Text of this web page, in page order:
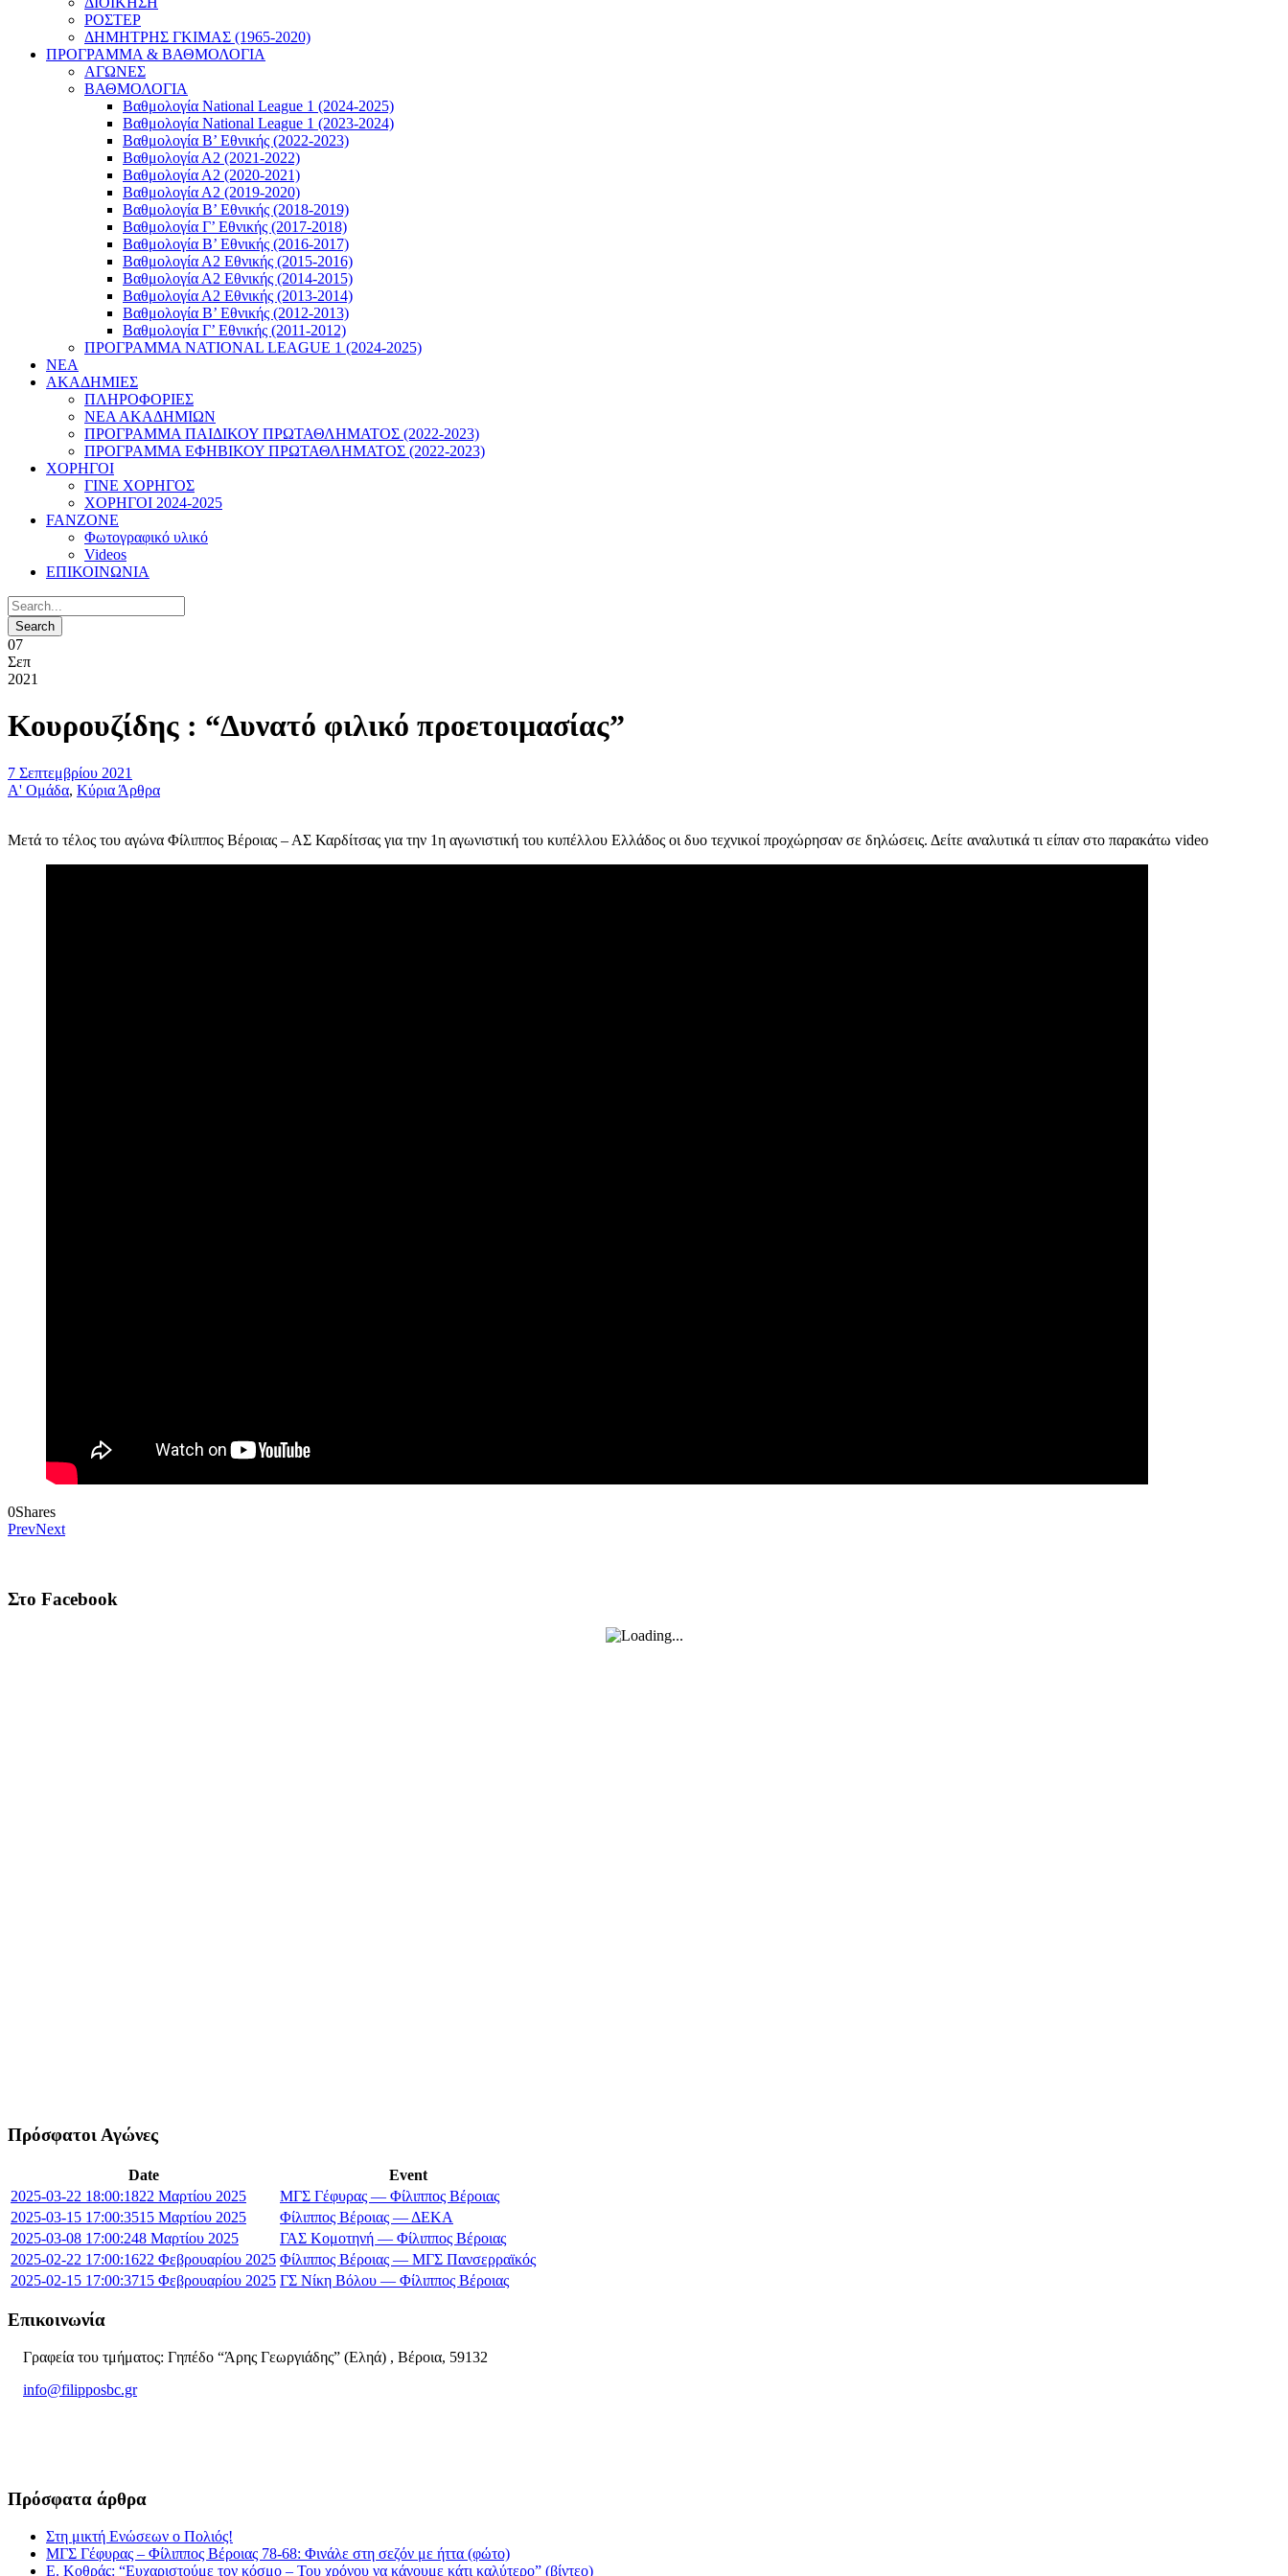
ΡΟΣΤΕΡ
ΔΗΜΗΤΡΗΣ ΓΚΙΜΑΣ (1965-2020)
ΠΡΟΓΡΑΜΜΑ & ΒΑΘΜΟΛΟΓΙΑ
ΑΓΩΝΕΣ
ΒΑΘΜΟΛΟΓΙΑ
Βαθμολογία National League 1 (2024-2025)
Βαθμολογία National League 1 (2023-2024)
Βαθμολογία Β’ Εθνικής (2022-2023)
Βαθμολογία Α2 (2021-2022)
Βαθμολογία Α2 (2020-2021)
Βαθμολογία Α2 (2019-2020)
Βαθμολογία B’ Εθνικής (2018-2019)
Βαθμολογία Γ’ Εθνικής (2017-2018)
Βαθμολογία Β’ Εθνικής (2016-2017)
Βαθμολογία Α2 Εθνικής (2015-2016)
Βαθμολογία Α2 Εθνικής (2014-2015)
Βαθμολογία Α2 Εθνικής (2013-2014)
Βαθμολογία Β’ Εθνικής (2012-2013)
Βαθμολογία Γ’ Εθνικής (2011-2012)
ΠΡΟΓΡΑΜΜΑ NATIONAL LEAGUE 1 (2024-2025)
ΝΕΑ
ΑΚΑΔΗΜΙΕΣ
ΠΛΗΡΟΦΟΡΙΕΣ
ΝΕΑ ΑΚΑΔΗΜΙΩΝ
ΠΡΟΓΡΑΜΜΑ ΠΑΙΔΙΚΟΥ ΠΡΩΤΑΘΛΗΜΑΤΟΣ (2022-2023)
ΠΡΟΓΡΑΜΜΑ ΕΦΗΒΙΚΟΥ ΠΡΩΤΑΘΛΗΜΑΤΟΣ (2022-2023)
ΧΟΡΗΓΟΙ
ΓΙΝΕ ΧΟΡΗΓΟΣ
ΧΟΡΗΓΟΙ 2024-2025
FANZONE
Φωτογραφικό υλικό
Videos
ΕΠΙΚΟΙΝΩΝΙΑ
07
Σεπ
2021
Κουρουζίδης : “Δυνατό φιλικό προετοιμασίας”
7 Σεπτεμβρίου 2021
Α' Ομάδα, Κύρια Άρθρα
Μετά το τέλος του αγώνα Φίλιππος Βέροιας – ΑΣ Καρδίτσας για την 1η αγωνιστική του κυπέλλου Ελλάδος οι δυο τεχνικοί προχώρησαν σε δηλώσεις. Δείτε αναλυτικά τι είπαν στο παρακάτω video
0Shares
PrevNext
Στο Facebook
Πρόσφατοι Αγώνες
Date
Event
2025-03-22 18:00:1822 Μαρτίου 2025
ΜΓΣ Γέφυρας — Φίλιππος Βέροιας
2025-03-15 17:00:3515 Μαρτίου 2025
Φίλιππος Βέροιας — ΔΕΚΑ
2025-03-08 17:00:248 Μαρτίου 2025
ΓΑΣ Κομοτηνή — Φίλιππος Βέροιας
2025-02-22 17:00:1622 Φεβρουαρίου 2025 Φίλιππος Βέροιας — ΜΓΣ Πανσερραϊκός
2025-02-15 17:00:3715 Φεβρουαρίου 2025 ΓΣ Νίκη Βόλου — Φίλιππος Βέροιας
Επικοινωνία
Γραφεία του τμήματος: Γηπέδο “Άρης Γεωργιάδης” (Εληά) , Βέροια, 59132
info@filipposbc.gr
Πρόσφατα άρθρα
Στη μικτή Ενώσεων ο Πολιός!
ΜΓΣ Γέφυρας – Φίλιππος Βέροιας 78-68: Φινάλε στη σεζόν με ήττα (φώτο)
Ε. Κοθράς: “Ευχαριστούμε τον κόσμο – Του χρόνου να κάνουμε κάτι καλύτερο” (βίντεο)